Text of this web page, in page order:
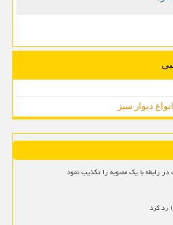
دیوار سبز
در رابطه با یک مصوبه را تکذیب نمود
رد کرد